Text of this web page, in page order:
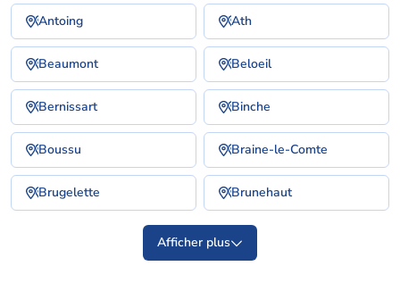
Antoing Ath
Beaumont Beloeil
Bernissart Binche
Boussu Braine-le-Comte
Brugelette Brunehaut
Afficher plus